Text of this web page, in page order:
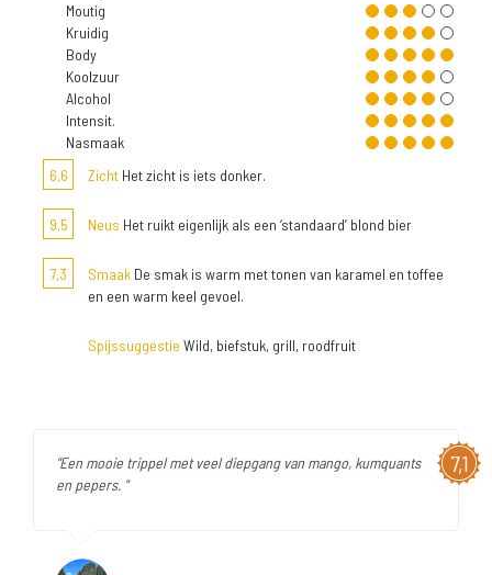
Moutig
Kruidig
Body
Koolzuur
Alcohol
Intensit.
Nasmaak
6,6
Zicht Het zicht is iets donker.
9,5 Neus Het ruikt eigenlijk als een ‘standaard’ blond bier
7,3 Smaak De smak is warm met tonen van karamel en toffee
en een warm keel gevoel.
Spijssuggestie Wild, biefstuk, grill, roodfruit
7,1
"Een mooie trippel met veel diepgang van mango, kumquants
en pepers. "